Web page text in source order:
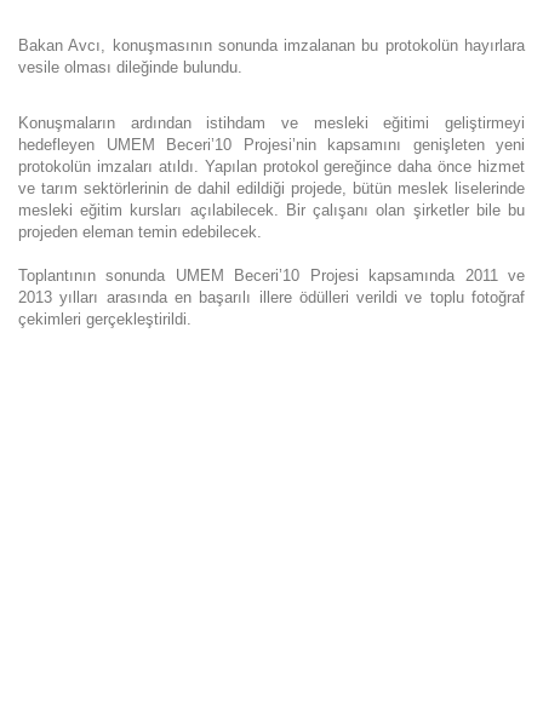
Bakan Avcı, konuşmasının sonunda imzalanan bu protokolün hayırlara
vesile olması dileğinde bulundu.
Konuşmaların ardından istihdam ve mesleki eğitimi geliştirmeyi
hedefleyen UMEM Beceri’10 Projesi’nin kapsamını genişleten yeni
protokolün imzaları atıldı. Yapılan protokol gereğince daha önce hizmet
ve tarım sektörlerinin de dahil edildiği projede, bütün meslek liselerinde
mesleki eğitim kursları açılabilecek. Bir çalışanı olan şirketler bile bu
projeden eleman temin edebilecek.
Toplantının sonunda UMEM Beceri’10 Projesi kapsamında 2011 ve
2013 yılları arasında en başarılı illere ödülleri verildi ve toplu fotoğraf
çekimleri gerçekleştirildi.